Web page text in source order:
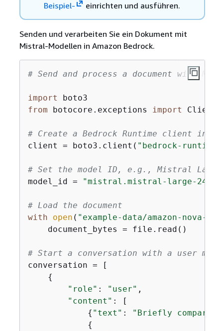
Beispiel-
einrichten und ausführen.
Senden und verarbeiten Sie ein Dokument mit
Mistral-Modellen in Amazon Bedrock.
# Send and process a document with
import
from botocore.exceptions import
# Create a Bedrock Runtime client in
client = boto3.client( "bedrock-runtime"
# Set the model ID, e.g., Mistral
model_id =
"mistral.mistral-large-
# Load the document
with
open ( "example-data/amazon-nova-
    document_bytes = file.read()
# Start a conversation with a user
conversation = [
{
"role" : "user" ,
"content" : [
{ "text" :
"Briefly compare
{